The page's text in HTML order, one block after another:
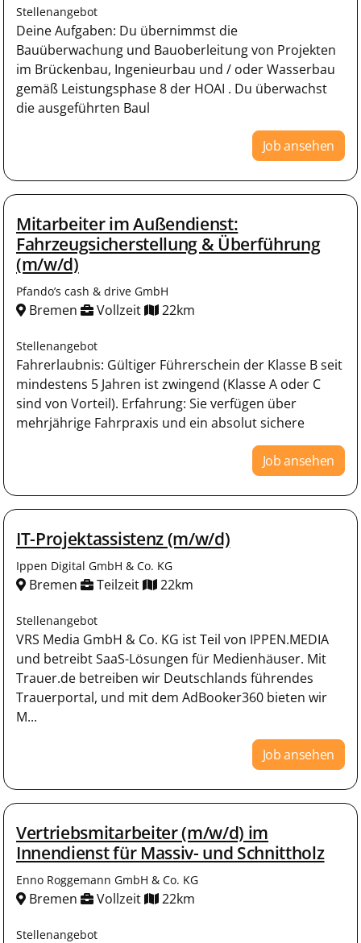
Stellenangebot
Deine Aufgaben: Du übernimmst die
Bauüberwachung und Bauoberleitung von Projekten
im Brückenbau, Ingenieurbau und / oder Wasserbau
gemäß Leistungsphase 8 der HOAI . Du überwachst
die ausgeführten Baul
Job ansehen
Mitarbeiter im Außendienst:
Fahrzeugsicherstellung & Überführung
(m/w/d)
Pfando’s cash & drive GmbH
Bremen Vollzeit 22km
Stellenangebot
Fahrerlaubnis: Gültiger Führerschein der Klasse B seit
mindestens 5 Jahren ist zwingend (Klasse A oder C
sind von Vorteil). Erfahrung: Sie verfügen über
mehrjährige Fahrpraxis und ein absolut sichere
Job ansehen
IT-Projektassistenz (m/w/d)
Ippen Digital GmbH & Co. KG
Bremen Teilzeit 22km
Stellenangebot
VRS Media GmbH & Co. KG ist Teil von IPPEN.MEDIA
und betreibt SaaS-Lösungen für Medienhäuser. Mit
Trauer.de betreiben wir Deutschlands führendes
Trauerportal, und mit dem AdBooker360 bieten wir
M...
Job ansehen
Vertriebsmitarbeiter (m/w/d) im
Innendienst für Massiv- und Schnittholz
Enno Roggemann GmbH & Co. KG
Bremen Vollzeit 22km
Stellenangebot